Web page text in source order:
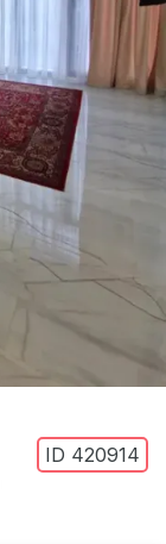
ID 420914